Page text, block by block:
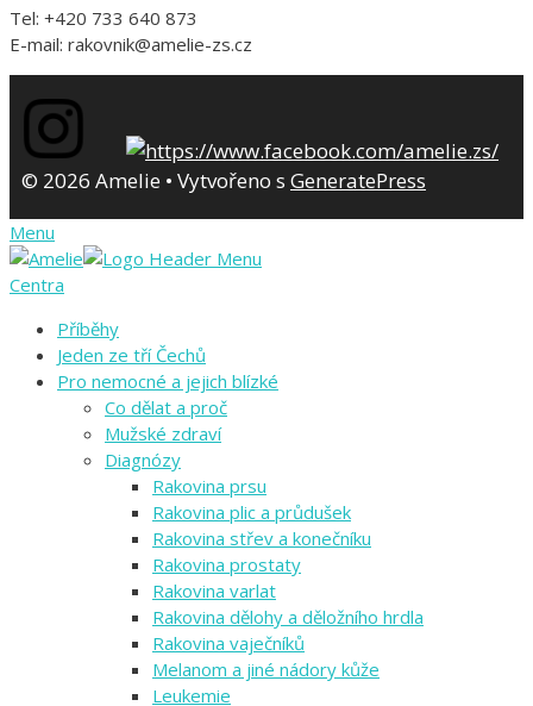
Tel: +420 733 640 873
E-mail: rakovnik@amelie-zs.cz
© 2026 Amelie • Vytvořeno s GeneratePress
Menu
Centra
Příběhy
Jeden ze tří Čechů
Pro nemocné a jejich blízké
Co dělat a proč
Mužské zdraví
Diagnózy
Rakovina prsu
Rakovina plic a průdušek
Rakovina střev a konečníku
Rakovina prostaty
Rakovina varlat
Rakovina dělohy a děložního hrdla
Rakovina vaječníků
Melanom a jiné nádory kůže
Leukemie